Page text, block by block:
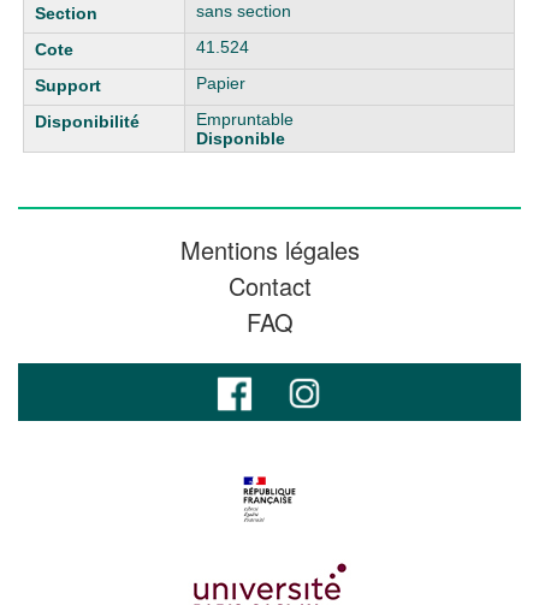
sans section
41.524
Papier
Empruntable
Disponible
Mentions légales
Contact
FAQ